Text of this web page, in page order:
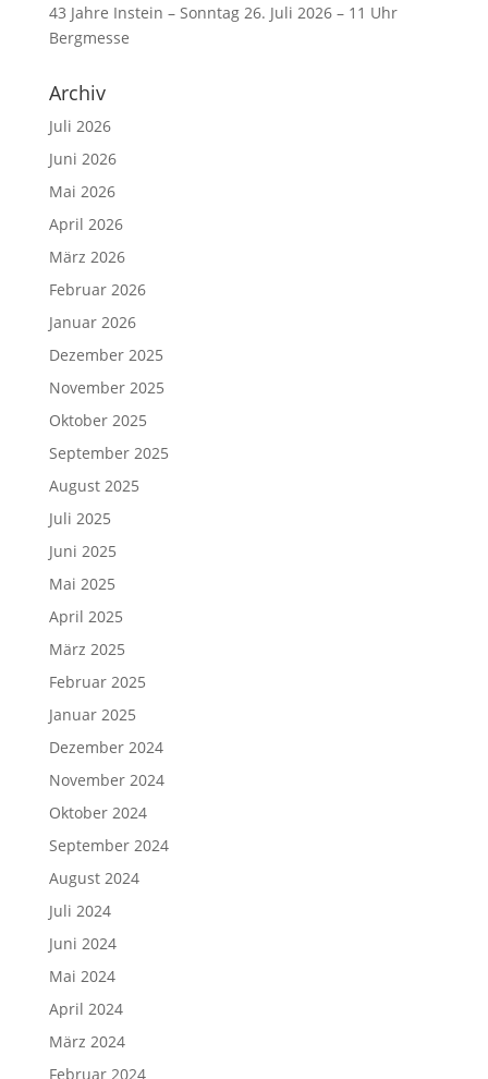
43 Jahre Instein – Sonntag 26. Juli 2026 – 11 Uhr
Bergmesse
Archiv
Juli 2026
Juni 2026
Mai 2026
April 2026
März 2026
Februar 2026
Januar 2026
Dezember 2025
November 2025
Oktober 2025
September 2025
August 2025
Juli 2025
Juni 2025
Mai 2025
April 2025
März 2025
Februar 2025
Januar 2025
Dezember 2024
November 2024
Oktober 2024
September 2024
August 2024
Juli 2024
Juni 2024
Mai 2024
April 2024
März 2024
Februar 2024